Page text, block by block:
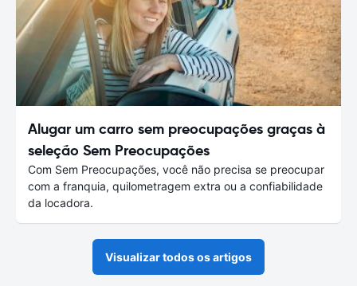
Alugar um carro sem preocupações graças à
seleção Sem Preocupações
Com Sem Preocupações, você não precisa se preocupar
com a franquia, quilometragem extra ou a confiabilidade
da locadora.
Visualizar todos os artigos